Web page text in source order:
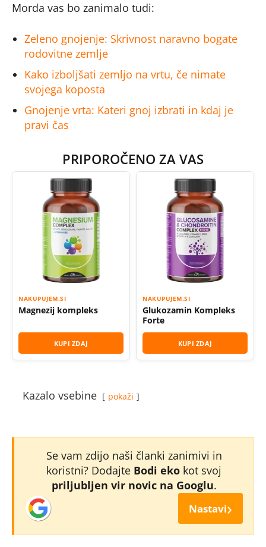
Morda vas bo zanimalo tudi:
Zeleno gnojenje: Skrivnost naravno bogate
rodovitne zemlje
Kako izboljšati zemljo na vrtu, če nimate
svojega koposta
Gnojenje vrta: Kateri gnoj izbrati in kdaj je
pravi čas
PRIPOROČENO ZA VAS
NAKUPUJEM.SI
Magnezij kompleks
KUPI ZDAJ
NAKUPUJEM.SI
Glukozamin Kompleks
Forte
KUPI ZDAJ
Kazalo vsebine pokaži
Se vam zdijo naši članki zanimivi in
koristni? Dodajte Bodi eko kot svoj
priljubljen vir novic na Googlu.
Nastavi›